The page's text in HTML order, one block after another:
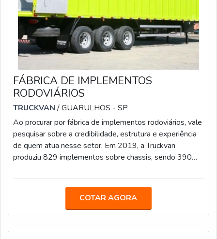
FÁBRICA DE IMPLEMENTOS
RODOVIÁRIOS
TRUCKVAN/ GUARULHOS - SP
Ao procurar por fábrica de implementos rodoviários, vale
pesquisar sobre a credibilidade, estrutura e experiência
de quem atua nesse setor. Em 2019, a Truckvan
produziu 829 implementos sobre chassis, sendo 390
posição entre os líderes desse nicho. MAIS DETALHES
Truckvan ampliou o portfólio com o lançamento da Linha
Graneleira nas versões semirreboque, bitrem e
COTAR AGORA